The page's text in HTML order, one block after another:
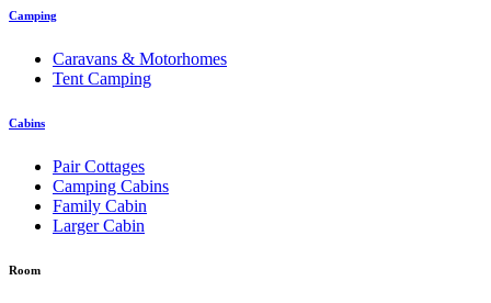
Camping
Caravans & Motorhomes
Tent Camping
Cabins
Pair Cottages
Camping Cabins
Family Cabin
Larger Cabin
Room